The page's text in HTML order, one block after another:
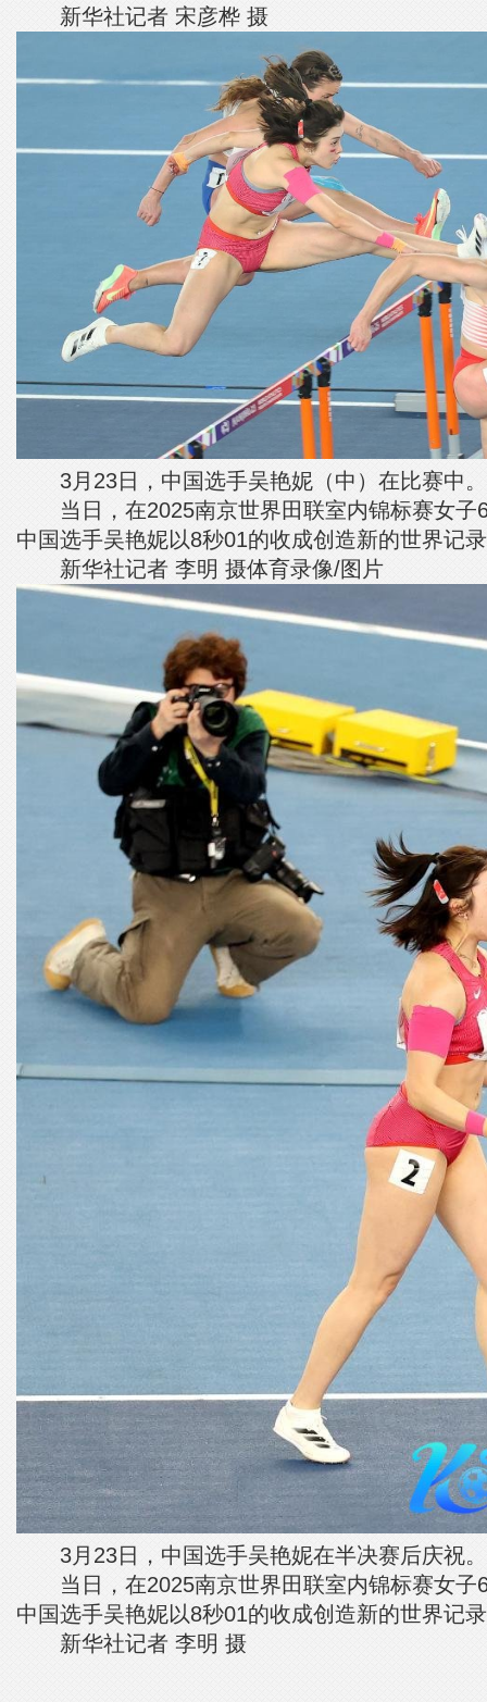
新华社记者 宋彦桦 摄
3月23日，中国选手吴艳妮（中）在比赛中。
当日，在2025南京世界田联室内锦标赛女子
中国选手吴艳妮以8秒01的收成创造新的世界记
新华社记者 李明 摄体育录像/图片
3月23日，中国选手吴艳妮在半决赛后庆祝。
当日，在2025南京世界田联室内锦标赛女子
中国选手吴艳妮以8秒01的收成创造新的世界记
新华社记者 李明 摄